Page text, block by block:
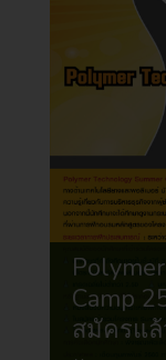
Camp
สมัครแล้